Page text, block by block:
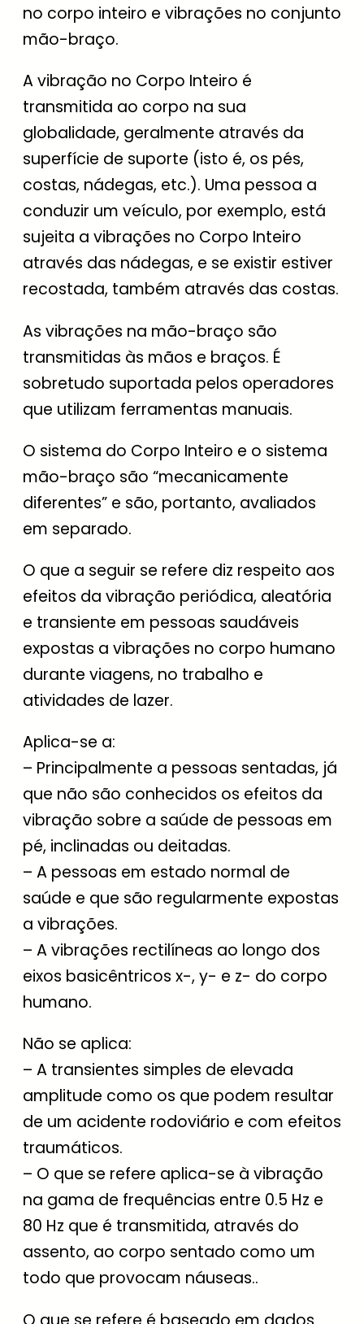
no corpo inteiro e vibrações no conjunto
mão-braço.
A vibração no Corpo Inteiro é
transmitida ao corpo na sua
globalidade, geralmente através da
superfície de suporte (isto é, os pés,
costas, nádegas, etc.). Uma pessoa a
conduzir um veículo, por exemplo, está
sujeita a vibrações no Corpo Inteiro
através das nádegas, e se existir estiver
recostada, também através das costas.
As vibrações na mão-braço são
transmitidas às mãos e braços. É
sobretudo suportada pelos operadores
que utilizam ferramentas manuais.
O sistema do Corpo Inteiro e o sistema
mão-braço são “mecanicamente
diferentes” e são, portanto, avaliados
em separado.
O que a seguir se refere diz respeito aos
efeitos da vibração periódica, aleatória
e transiente em pessoas saudáveis
expostas a vibrações no corpo humano
durante viagens, no trabalho e
atividades de lazer.
Aplica-se a:
– Principalmente a pessoas sentadas, já
que não são conhecidos os efeitos da
vibração sobre a saúde de pessoas em
pé, inclinadas ou deitadas.
– A pessoas em estado normal de
saúde e que são regularmente expostas
a vibrações.
– A vibrações rectilíneas ao longo dos
eixos basicêntricos x-, y- e z- do corpo
humano.
Não se aplica:
– A transientes simples de elevada
amplitude como os que podem resultar
de um acidente rodoviário e com efeitos
traumáticos.
– O que se refere aplica-se à vibração
na gama de frequências entre 0.5 Hz e
80 Hz que é transmitida, através do
assento, ao corpo sentado como um
todo que provocam náuseas..